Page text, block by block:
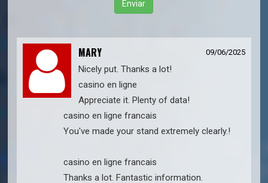
Enviar
MARY 09/06/2025
Nicely put. Thanks a lot!
casino en ligne
Appreciate it. Plenty of data!
casino en ligne francais
You've made your stand extremely clearly.!
casino en ligne francais
Thanks a lot. Fantastic information.